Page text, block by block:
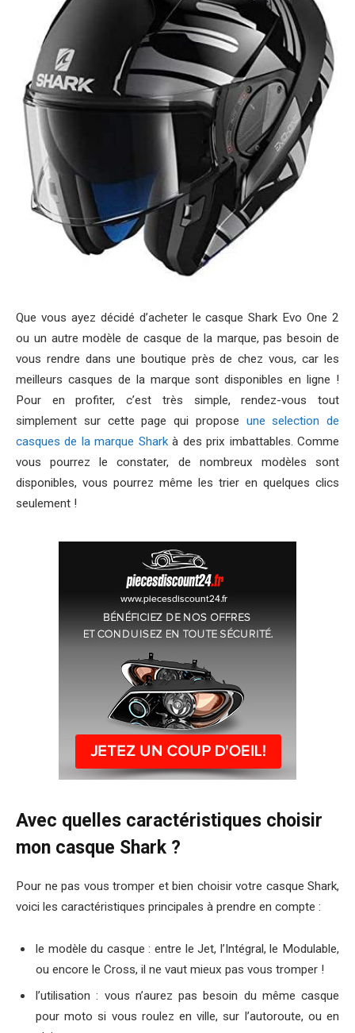
Que vous ayez décidé d’acheter le casque Shark Evo One 2
ou un autre modèle de casque de la marque, pas besoin de
vous rendre dans une boutique près de chez vous, car les
meilleurs casques de la marque sont disponibles en ligne !
Pour en profiter, c’est très simple, rendez-vous tout
simplement sur cette page qui propose une selection de
casques de la marque Sharkà des prix imbattables. Comme
vous pourrez le constater, de nombreux modèles sont
disponibles, vous pourrez même les trier en quelques clics
seulement !
Avec quelles caractéristiques choisir
mon casque Shark ?
Pour ne pas vous tromper et bien choisir votre casque Shark,
voici les caractéristiques principales à prendre en compte :
le modèle du casque : entre le Jet, l’Intégral, le Modulable,
ou encore le Cross, il ne vaut mieux pas vous tromper !
l’utilisation : vous n’aurez pas besoin du même casque
pour moto si vous roulez en ville, sur l’autoroute, ou en